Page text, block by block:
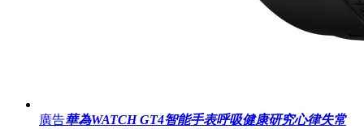
廣告華為WATCH GT4智能手表呼吸健康研究心律失常